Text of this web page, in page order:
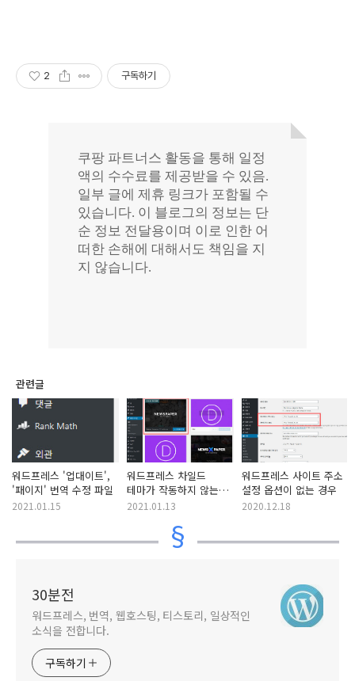
2 구독하기
관련글
워드프레스 '업대이트',
'패이지' 번역 수정 파일
2021.01.15
워드프레스 차일드
테마가 작동하지 않는
경우 확인 사항
2021.01.13
워드프레스 사이트 주소
설정 옵션이 없는 경우
2020.12.18
30분전
워드프레스, 번역, 웹호스팅, 티스토리, 일상적인
소식을 전합니다.
구독하기